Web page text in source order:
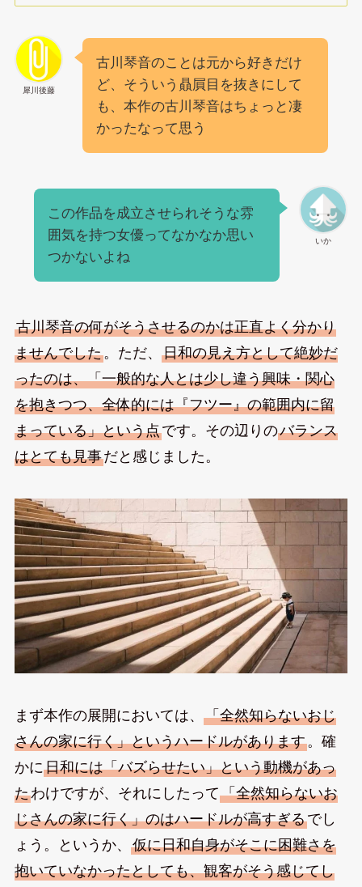
犀川後藤
古川琴音のことは元から好きだけ
ど、そういう贔屓目を抜きにして
も、本作の古川琴音はちょっと凄
かったなって思う
いか
この作品を成立させられそうな雰
囲気を持つ女優ってなかなか思い
つかないよね
古川琴音の何がそうさせるのかは正直よく分かり
ませんでした。ただ、 日和の見え方として絶妙だ
ったのは、「一般的な人とは少し違う興味・関心
を抱きつつ、全体的には『フツー』の範囲内に留
まっている」という点です。その辺りのバランス
はとても見事だと感じました。
まず本作の展開においては、 「全然知らないおじ
さんの家に行く」というハードルがあります。確
かに日和には「バズらせたい」という動機があっ
たわけですが、それにしたって「全然知らないお
じさんの家に行く」のはハードルが高すぎるでし
ょう。というか、 仮に日和自身がそこに困難さを
抱いていなかったとしても、観客がそう感じてし